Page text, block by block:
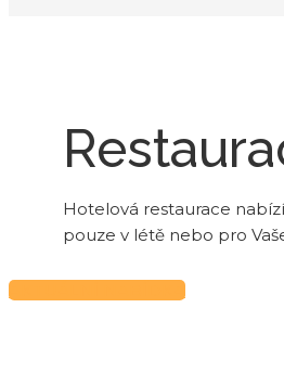
Hotelová restaurace
pouze v létě nebo pro
AKTUÁLNÍ NABÍDKA